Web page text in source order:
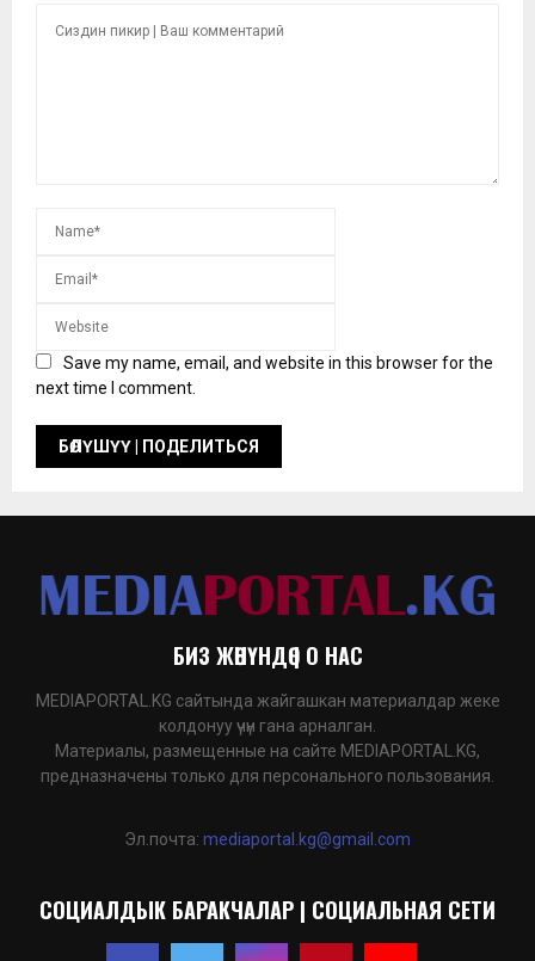
Save my name, email, and website in this browser for the
next time I comment.
БИЗ ЖӨНҮНДӨ | О НАС
MEDIAPORTAL.KG сайтында жайгашкан материалдар жеке
колдонуу үчүн гана арналган.
Материалы, размещенные на сайте MEDIAPORTAL.KG,
предназначены только для персонального пользования.
Эл.почта: mediaportal.kg@gmail.com
СОЦИАЛДЫК БАРАКЧАЛАР | СОЦИАЛЬНАЯ СЕТИ